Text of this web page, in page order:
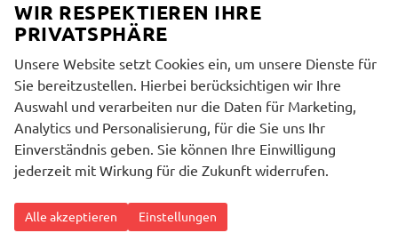
Getriebeart
alles ausgewählt
1599 Ergebnisse anzeigen
WIR RESPEKTIEREN IHRE
PRIVATSPHÄRE
Unsere Website setzt Cookies ein, um unsere Dienste für
Sie bereitzustellen. Hierbei berücksichtigen wir Ihre
Auswahl und verarbeiten nur die Daten für Marketing,
Analytics und Personalisierung, für die Sie uns Ihr
Einverständnis geben. Sie können Ihre Einwilligung
jederzeit mit Wirkung für die Zukunft widerrufen.
Alle akzeptieren Einstellungen